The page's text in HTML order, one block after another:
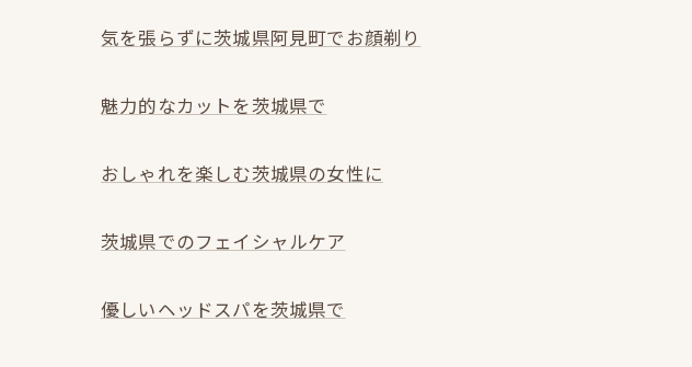
気を張らずに茨城県阿見町でお顔剃り
魅力的なカットを茨城県で
おしゃれを楽しむ茨城県の女性に
茨城県でのフェイシャルケア
優しいヘッドスパを茨城県で